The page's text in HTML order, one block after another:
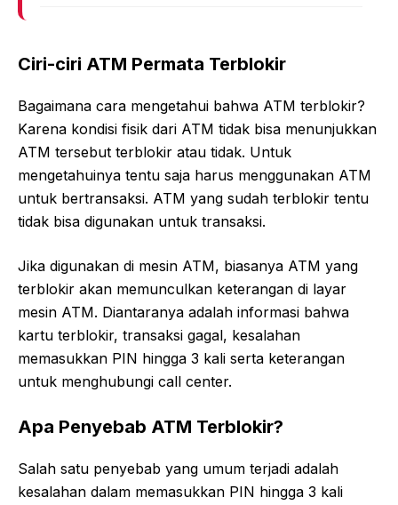
Ciri-ciri ATM Permata Terblokir
Bagaimana cara mengetahui bahwa ATM terblokir?
Karena kondisi fisik dari ATM tidak bisa menunjukkan
ATM tersebut terblokir atau tidak. Untuk
mengetahuinya tentu saja harus menggunakan ATM
untuk bertransaksi. ATM yang sudah terblokir tentu
tidak bisa digunakan untuk transaksi.
Jika digunakan di mesin ATM, biasanya ATM yang
terblokir akan memunculkan keterangan di layar
mesin ATM. Diantaranya adalah informasi bahwa
kartu terblokir, transaksi gagal, kesalahan
memasukkan PIN hingga 3 kali serta keterangan
untuk menghubungi call center.
Apa Penyebab ATM Terblokir?
Salah satu penyebab yang umum terjadi adalah
kesalahan dalam memasukkan PIN hingga 3 kali